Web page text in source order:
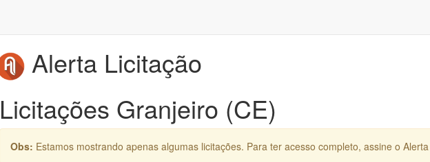
Alerta Licitação
Licitações Granjeiro (CE)
Obs: Estamos mostrando apenas algumas licitações. Para ter acesso completo, assine o